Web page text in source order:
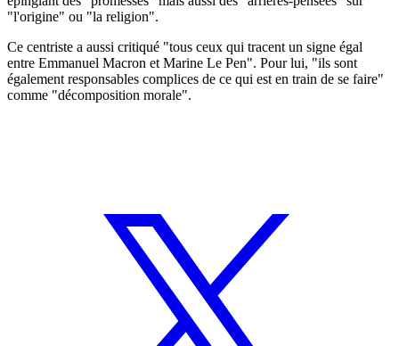
"l'origine" ou "la religion".
Ce centriste a aussi critiqué "tous ceux qui tracent un signe égal
entre Emmanuel Macron et Marine Le Pen". Pour lui, "ils sont
également responsables complices de ce qui est en train de se faire"
comme "décomposition morale".